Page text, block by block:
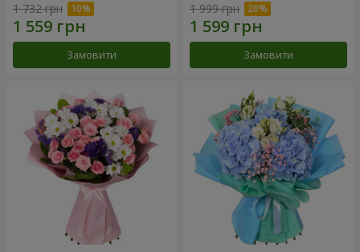
1 732 грн
Замовити
1 999 грн
Замовити